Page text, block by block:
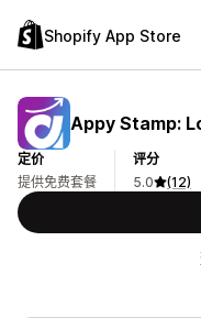
Shopify App Store
Appy Stamp:
定价
提供免费套餐
评分
5.0
(12)